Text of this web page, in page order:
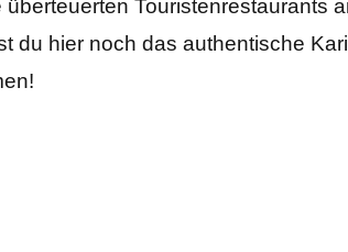
überteuerten Touristenrestaurants
du hier noch das authentische